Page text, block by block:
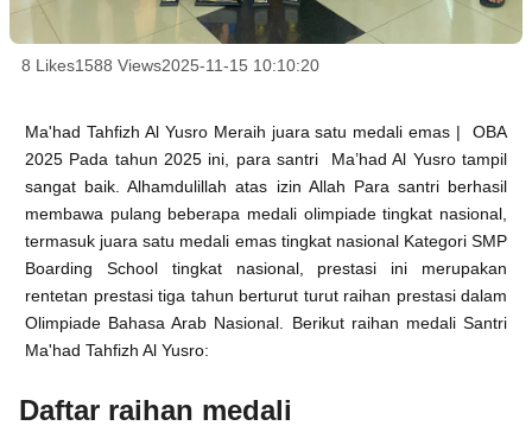
8 Likes1588 Views2025-11-15 10:10:20
Ma'had Tahfizh Al Yusro Meraih juara satu medali emas | OBA
2025 Pada tahun 2025 ini, para santri Ma’had Al Yusro tampil
sangat baik. Alhamdulillah atas izin Allah Para santri berhasil
membawa pulang beberapa medali olimpiade tingkat nasional,
termasuk juara satu medali emas tingkat nasional Kategori SMP
Boarding School tingkat nasional, prestasi ini merupakan
rentetan prestasi tiga tahun berturut turut raihan prestasi dalam
Olimpiade Bahasa Arab Nasional. Berikut raihan medali Santri
Ma'had Tahfizh Al Yusro:
Daftar raihan medali